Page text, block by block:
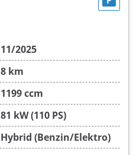
11/2025
8 km
1199 ccm
81 kW (110 PS)
Hybrid (Benzin/Elektro)